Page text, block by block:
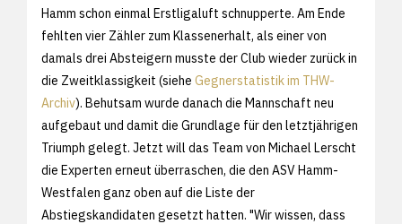
Hamm schon einmal Erstligaluft schnupperte. Am Ende
fehlten vier Zähler zum Klassenerhalt, als einer von
damals drei Absteigern musste der Club wieder zurück in
die Zweitklassigkeit (siehe Gegnerstatistik im THW-
Archiv). Behutsam wurde danach die Mannschaft neu
aufgebaut und damit die Grundlage für den letztjährigen
Triumph gelegt. Jetzt will das Team von Michael Lerscht
die Experten erneut überraschen, die den ASV Hamm-
Westfalen ganz oben auf die Liste der
Abstiegskandidaten gesetzt hatten. "Wir wissen, dass